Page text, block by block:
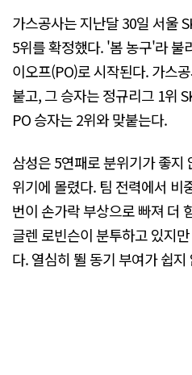
가스공사는 지난달 30일 서울
5위를 확정했다. '봄 농구'라 불
이오프(PO)로 시작된다. 가스
붙고, 그 승자는 정규리그 1위
PO 승자는 2위와 맞붙는다.
삼성은 5연패로 분위기가 좋지
위기에 몰렸다. 팀 전력에서 비
번이 손가락 부상으로 빠져 더
글렌 로빈슨이 분투하고 있지
다. 열심히 뛸 동기 부여가 쉽